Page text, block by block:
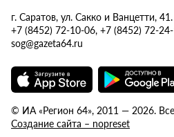
г. Саратов, ул. Сакко и Ванцетти, 41.
+7 (8452) 72-10-06, +7 (8452) 72-
sog@gazeta64.ru
© ИА «Регион 64», 2011 — 2026.
Создание сайта – nopreset